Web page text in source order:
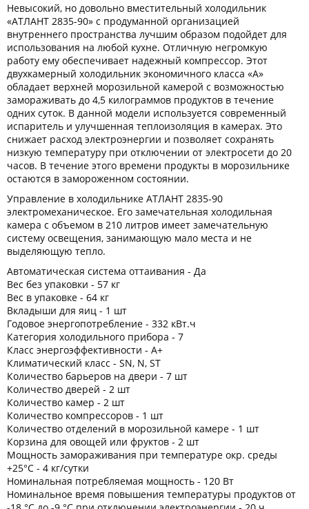
Невысокий, но довольно вместительный холодильник
«АТЛАНТ 2835-90» с продуманной организацией
внутреннего пространства лучшим образом подойдет для
использования на любой кухне. Отличную негромкую
работу ему обеспечивает надежный компрессор. Этот
двухкамерный холодильник экономичного класса «А»
обладает верхней морозильной камерой с возможностью
замораживать до 4,5 килограммов продуктов в течение
одних суток. В данной модели используется современный
испаритель и улучшенная теплоизоляция в камерах. Это
снижает расход электроэнергии и позволяет сохранять
низкую температуру при отключении от электросети до 20
часов. В течение этого времени продукты в морозильнике
остаются в замороженном состоянии.
Управление в холодильнике АТЛАНТ 2835-90
электромеханическое. Его замечательная холодильная
камера с объемом в 210 литров имеет замечательную
систему освещения, занимающую мало места и не
выделяющую тепло.
Автоматическая система оттаивания - Да
Вес без упаковки - 57 кг
Вес в упаковке - 64 кг
Вкладыши для яиц - 1 шт
Годовое энергопотребление - 332 кВт.ч
Категория холодильного прибора - 7
Класс энергоэффективности - A+
Климатический класс - SN, N, ST
Количество барьеров на двери - 7 шт
Количество дверей - 2 шт
Количество камер - 2 шт
Количество компрессоров - 1 шт
Количество отделений в морозильной камере - 1 шт
Корзина для овощей или фруктов - 2 шт
Мощность замораживания при температуре окр. среды
+25°С - 4 кг/сутки
Номинальная потребляемая мощность - 120 Вт
Номинальное время повышения температуры продуктов от